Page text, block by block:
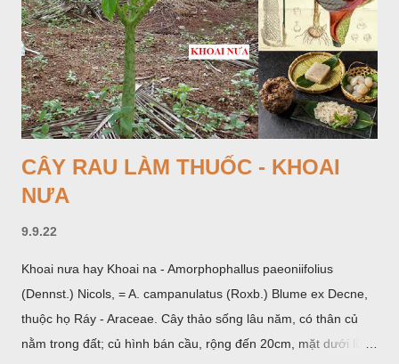
CÂY RAU LÀM THUỐC - KHOAI
NƯA
9.9.22
Khoai nưa hay Khoai na - Amorphophallus paeoniifolius
(Dennst.) Nicols, = A. campanulatus (Roxb.) Blume ex Decne,
thuộc họ Ráy - Araceae. Cây thảo sống lâu năm, có thân củ
nằm trong đất; củ hình bán cầu, rộng đến 20cm, mặt dưới lồi